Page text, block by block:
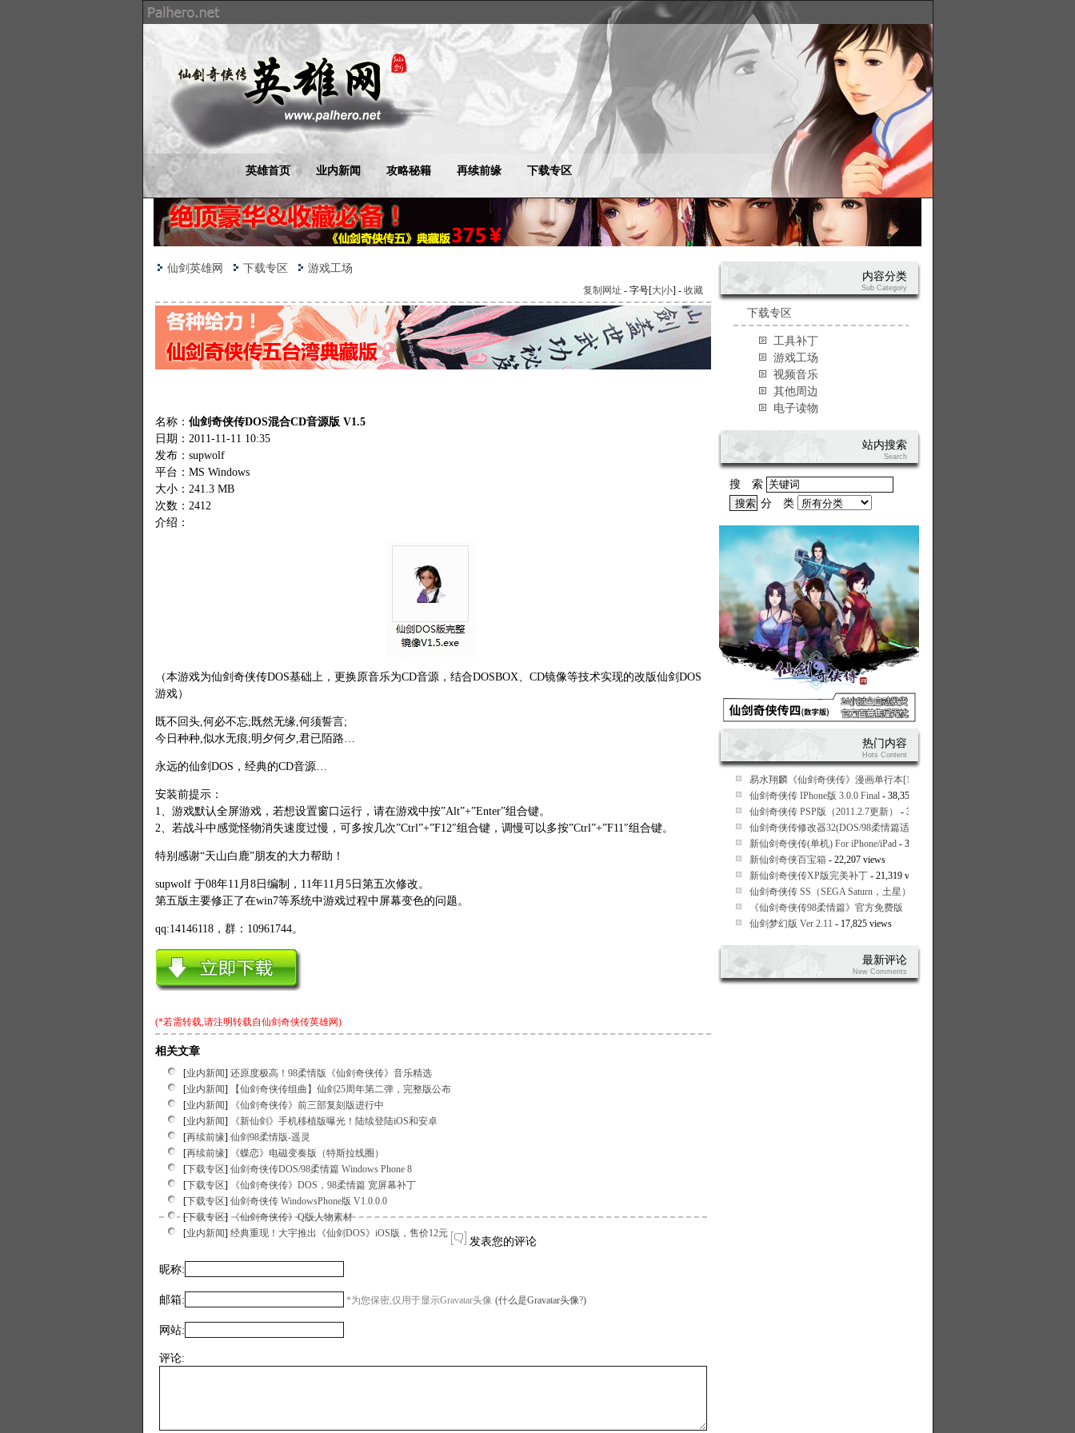
英雄首页 业内新闻 攻略秘籍 再续前缘 下载专区
仙剑英雄网 下载专区 游戏工场
复制网址 - 字号[大|小] - 收藏
名称： 仙剑奇侠传DOS混合CD音源版 V1.5
日期：2011-11-11 10:35
发布：supwolf
平台：MS Windows
大小：241.3 MB
次数： 2412
介绍：
（本游戏为仙剑奇侠传DOS基础上，更换原音乐为CD音源，结合DOSBOX、CD镜像等技术实现的改版仙剑DOS
游戏）
既不回头,何必不忘;既然无缘,何须誓言;
今日种种,似水无痕;明夕何夕,君已陌路…
永远的仙剑DOS，经典的CD音源…
安装前提示：
1、游戏默认全屏游戏，若想设置窗口运行，请在游戏中按”Alt”+”Enter”组合键。
2、若战斗中感觉怪物消失速度过慢，可多按几次”Ctrl”+”F12″组合键，调慢可以多按”Ctrl”+”F11″组合键。
特别感谢“天山白鹿”朋友的大力帮助！
supwolf 于08年11月8日编制，11年11月5日第五次修改。
第五版主要修正了在win7等系统中游戏过程中屏幕变色的问题。
qq:14146118，群：10961744。
(*若需转载,请注明转载自仙剑奇侠传英雄网)
相关文章
[业内新闻] 还原度极高！98柔情版《仙剑奇侠传》音乐精选
[业内新闻]
【仙剑奇侠传组曲】仙剑25周年第二弹，完整版公布
[业内新闻]
《仙剑奇侠传》前三部复刻版进行中
[业内新闻]
《新仙剑》手机移植版曝光！陆续登陆iOS和安卓
[再续前缘] 仙剑98柔情版-遥灵
[再续前缘]
《蝶恋》电磁变奏版（特斯拉线圈）
[下载专区] 仙剑奇侠传DOS/98柔情篇 Windows Phone 8
[下载专区]
《仙剑奇侠传》DOS，98柔情篇 宽屏幕补丁
[下载专区] 仙剑奇侠传 WindowsPhone版 V1.0.0.0
[下载专区] 《仙剑奇侠传》Q版人物素材
[业内新闻] 经典重现！大宇推出《仙剑DOS》iOS版，售价12元
发表您的评论
昵称:
邮箱: *为您保密,仅用于显示Gravatar头像 (什么是Gravatar头像?)
网站:
评论:
内容分类
Sub Category
下载专区
工具补丁
游戏工场
视频音乐
其他周边
电子读物
站内搜索
Search
搜 索
分 类
热门内容
Hots Content
易水翔麟《仙剑奇侠传》漫画单行本[1-9全]
仙剑奇侠传 IPhone版 3.0.0 Final- 38,352 views
仙剑奇侠传 PSP版（2011.2.7更新）
- 37,464 views
仙剑奇侠传修改器32(DOS/98柔情篇适用)
新仙剑奇侠传(单机) For iPhone/iPad- 30,060 views
新仙剑奇侠百宝箱 - 22,207 views
新仙剑奇侠传XP版完美补丁- 21,319 views
仙剑奇侠传 SS（SEGA Saturn，土星）繁体中文版
《仙剑奇侠传98柔情篇》官方免费版（支持Vista,Win7）
仙剑梦幻版 Ver 2.11 - 17,825 views
最新评论
New Comments